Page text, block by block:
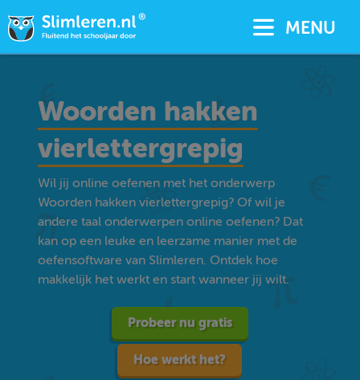
MENU
Woorden hakken
vierlettergrepig
Wil jij online oefenen met het onderwerp
Woorden hakken vierlettergrepig? Of wil je
andere taal onderwerpen online oefenen? Dat
kan op een leuke en leerzame manier met de
oefensoftware van Slimleren. Ontdek hoe
makkelijk het werkt en start wanneer jij wilt.
Probeer nu gratis
Hoe werkt het?